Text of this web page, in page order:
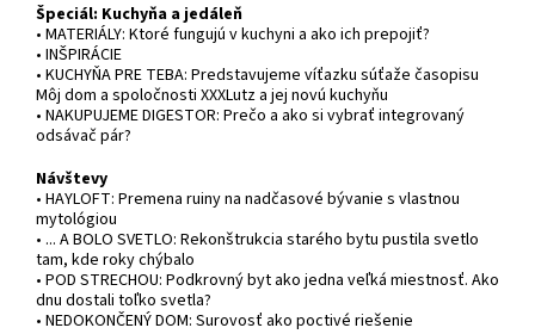
Špeciál: Kuchyňa a jedáleň
• MATERIÁLY: Ktoré fungujú v kuchyni a ako ich prepojiť?
• INŠPIRÁCIE
• KUCHYŇA PRE TEBA: Predstavujeme víťazku súťaže časopisu
Môj dom a spoločnosti XXXLutz a jej novú kuchyňu
• NAKUPUJEME DIGESTOR: Prečo a ako si vybrať integrovaný
odsávač pár?
Návštevy
• HAYLOFT: Premena ruiny na nadčasové bývanie s vlastnou
mytológiou
• ... A BOLO SVETLO: Rekonštrukcia starého bytu pustila svetlo
tam, kde roky chýbalo
• POD STRECHOU: Podkrovný byt ako jedna veľká miestnosť. Ako
dnu dostali toľko svetla?
• NEDOKONČENÝ DOM: Surovosť ako poctivé riešenie